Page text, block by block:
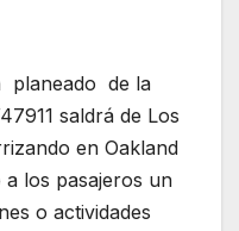
planeado de la
saldrá de Los
en Oakland
los pasajeros un
o actividades